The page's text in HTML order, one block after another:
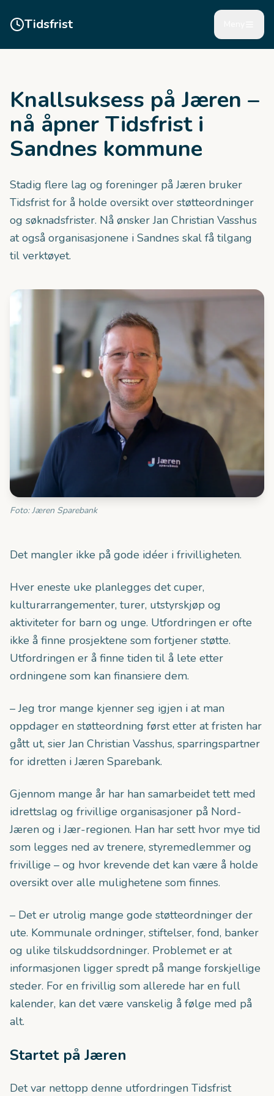
Tidsfrist
Knallsuksess på Jæren –
nå åpner Tidsfrist i
Sandnes kommune
Stadig flere lag og foreninger på Jæren bruker
Tidsfrist for å holde oversikt over støtteordninger
og søknadsfrister. Nå ønsker Jan Christian Vasshus
at også organisasjonene i Sandnes skal få tilgang
til verktøyet.
Foto: Jæren Sparebank
Det mangler ikke på gode idéer i frivilligheten.
Hver eneste uke planlegges det cuper,
kulturarrangementer, turer, utstyrskjøp og
aktiviteter for barn og unge. Utfordringen er ofte
ikke å finne prosjektene som fortjener støtte.
Utfordringen er å finne tiden til å lete etter
ordningene som kan finansiere dem.
– Jeg tror mange kjenner seg igjen i at man
oppdager en støtteordning først etter at fristen har
gått ut, sier Jan Christian Vasshus, sparringspartner
for idretten i Jæren Sparebank.
Gjennom mange år har han samarbeidet tett med
idrettslag og frivillige organisasjoner på Nord-
Jæren og i Jær-regionen. Han har sett hvor mye tid
som legges ned av trenere, styremedlemmer og
frivillige – og hvor krevende det kan være å holde
oversikt over alle mulighetene som finnes.
– Det er utrolig mange gode støtteordninger der
ute. Kommunale ordninger, stiftelser, fond, banker
og ulike tilskuddsordninger. Problemet er at
informasjonen ligger spredt på mange forskjellige
steder. For en frivillig som allerede har en full
kalender, kan det være vanskelig å følge med på
alt.
Startet på Jæren
Det var nettopp denne utfordringen Tidsfrist